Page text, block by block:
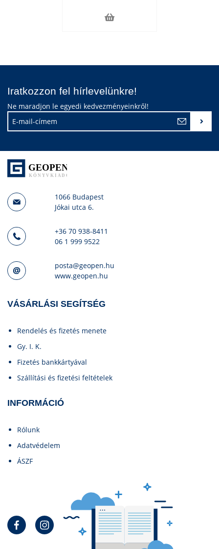
Iratkozzon fel hírlevelünkre!
Ne maradjon le egyedi kedvezményeinkről!
1066 Budapest
Jókai utca 6.
+36 70 938-8411
06 1 999 9522
posta@geopen.hu
www.geopen.hu
VÁSÁRLÁSI SEGÍTSÉG
Rendelés és fizetés menete
Gy. I. K.
Fizetés bankkártyával
Szállítási és fizetési feltételek
INFORMÁCIÓ
Rólunk
Adatvédelem
ÁSZF